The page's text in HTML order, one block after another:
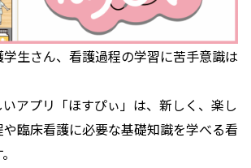
生さん、看護過程の学習に苦手意識は
アプリ「ほすぴぃ」は、新しく、楽し
臨床看護に必要な基礎知識を学べる看